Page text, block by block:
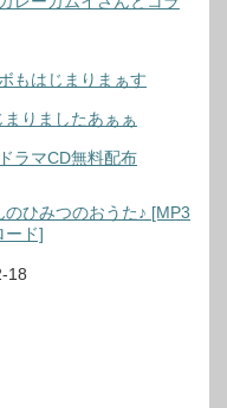
もはじまりまぁす
りましたあぁぁ
ラマCD無料配布
のひみつのおうた♪ [MP3
ード]
18